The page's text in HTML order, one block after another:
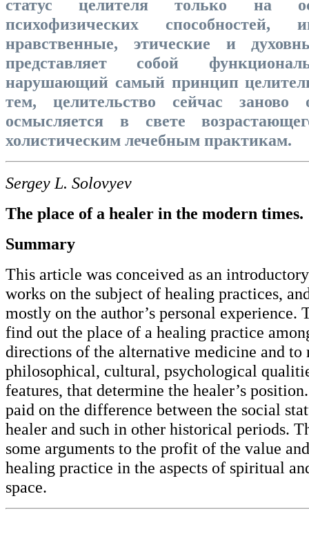
статус целителя только на
психофизических способностей,
нравственные, этические и
представляет собой
нарушающий самый принцип
тем, целительство сейчас заново
осмысляется в свете
холистическим лечебным практикам.
Sergey L. Solovyev
The place of a healer in the modern times.
Summary
This article was conceived as an
works on the subject of healing practices,
mostly on the author’s personal experience.
find out the place of a healing practice
directions of the alternative medicine and to
philosophical, cultural, psychological
features, that determine the healer’s
paid on the difference between the social
healer and such in other historical periods.
some arguments to the profit of the value
healing practice in the aspects of spiritual
space.